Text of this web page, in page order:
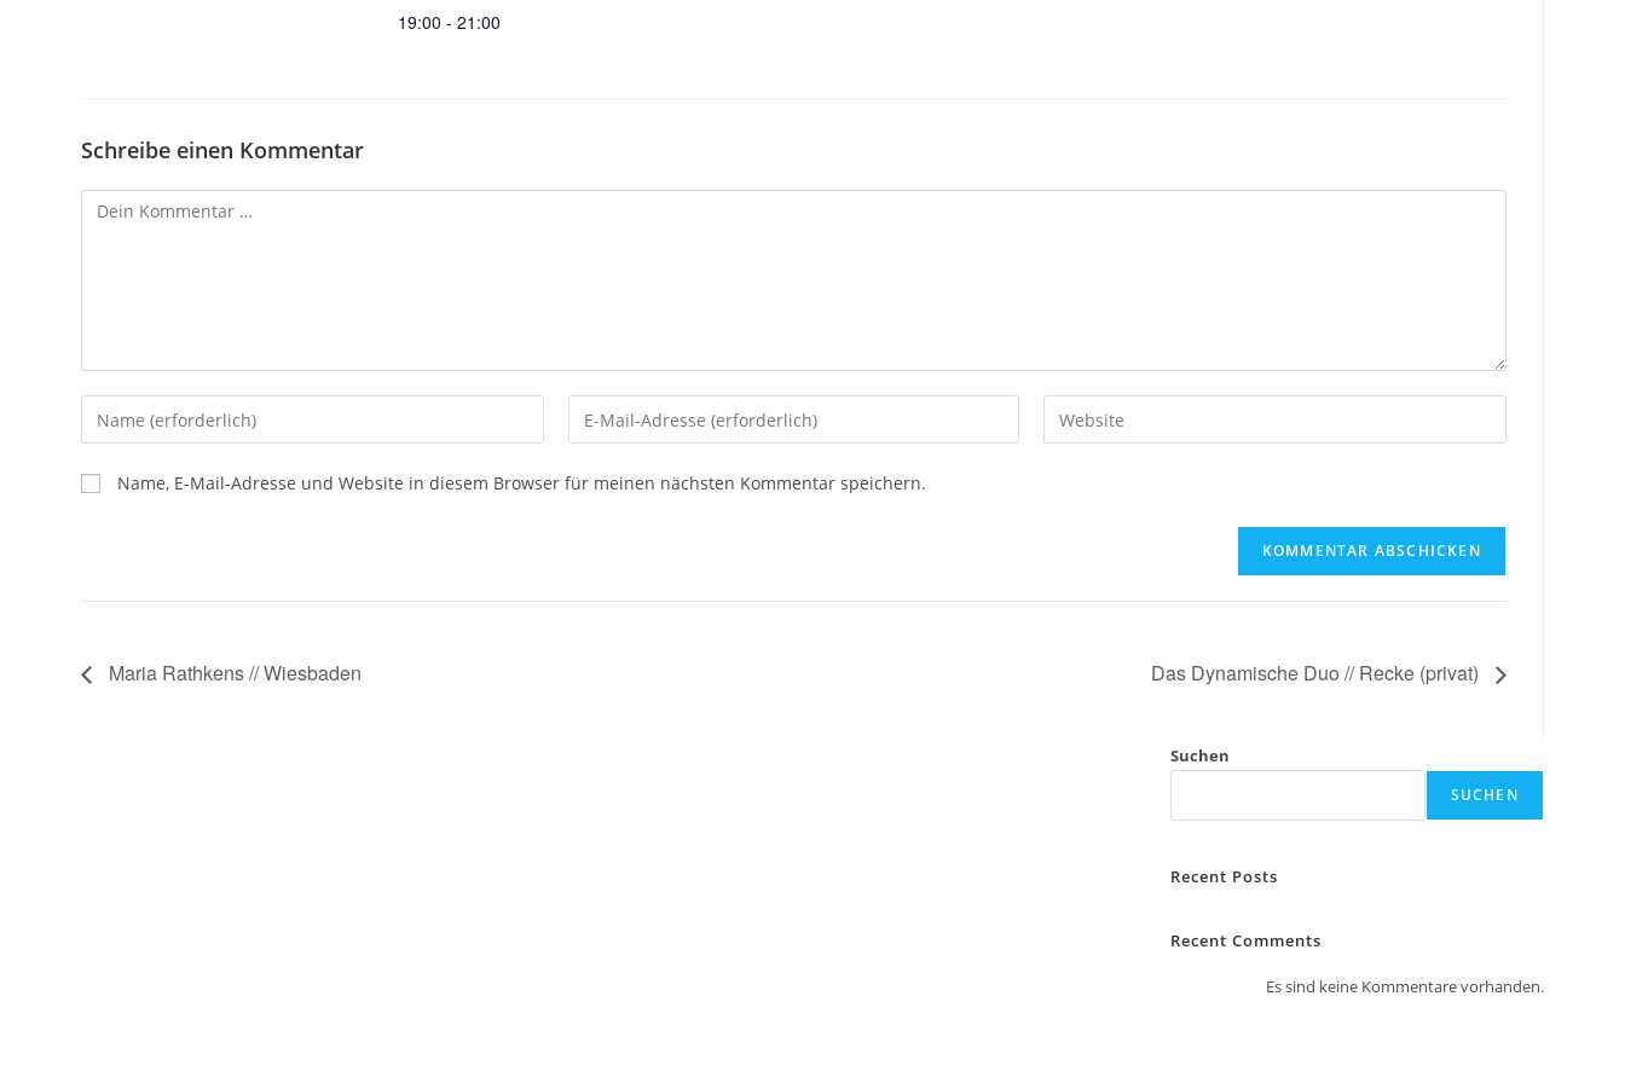
19:00 - 21:00
Schreibe einen Kommentar
Name, E-Mail-Adresse und Website in diesem Browser für meinen nächsten Kommentar speichern.
Maria Rathkens // Wiesbaden Das Dynamische Duo // Recke (privat)
Suchen
SUCHEN
Recent Posts
Recent Comments
Es sind keine Kommentare vorhanden.